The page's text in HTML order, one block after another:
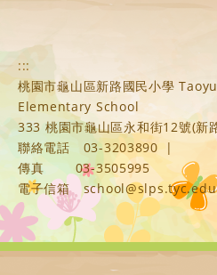
:::
桃園市龜山區新路國民小學
Elementary School
333 桃園市龜山區永和街12號(新
聯絡電話
03-3203890
|
傳真
03-3505995
電子信箱